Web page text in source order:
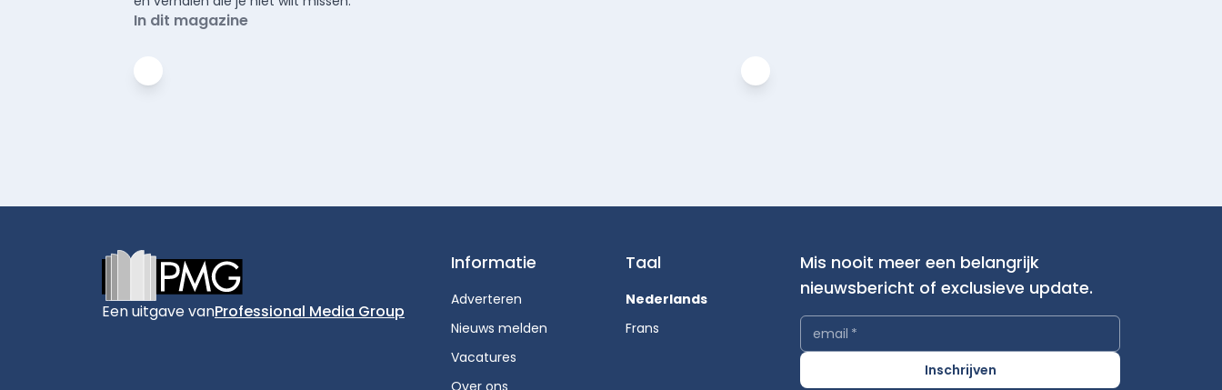
In dit magazine
Een uitgave vanProfessional Media Group
Informatie
Adverteren
Nieuws melden
Vacatures
Taal
Nederlands
Frans
Mis nooit meer een belangrijk
nieuwsbericht of exclusieve update.
email *
Inschrijven